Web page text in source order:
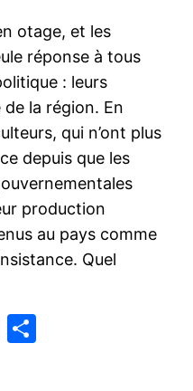
otage, et les
réponse à tous
: leurs
de la région. En
qui n’ont plus
depuis que les
production
au pays comme
Quel
Email